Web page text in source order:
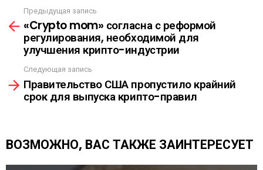
Ы
Л
К
А
м
т
е
Предыдущая запись
«Crypto mom» согласна с реформой
регулирования, необходимой для
улучшения крипто-индустрии
Следующая запись
Правительство США пропустило крайний
срок для выпуска крипто-правил
ВОЗМОЖНО, ВАС ТАКЖЕ ЗАИНТЕРЕСУЕТ